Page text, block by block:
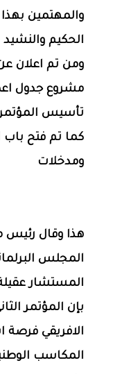
والمهتمين بهذا
الحكيم
ومن تم اعلان عن
مشروع جدول
تأسيس
كما تم فتح باب
ومدخلات
هذا وقال
المجلس
المستشار
بإن المؤتمر
الافريقي فرصة
المكاسب